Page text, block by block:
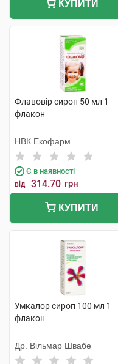
КУПИТИ
Флавовір сироп 50 мл 1
флакон
НВК Екофарм
Є в наявності
від 314.70 грн
КУПИТИ
Умкалор сироп 100 мл 1
флакон
Др. Вільмар Швабе